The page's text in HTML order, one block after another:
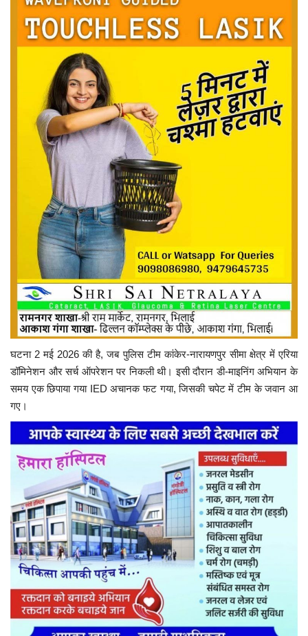
घटना 2 मई 2026 की है, जब पुलिस टीम कांकेर-नारायणपुर सीमा क्षेत्र में एरिया
डॉमिनेशन और सर्च ऑपरेशन पर निकली थी। इसी दौरान डी-माइनिंग अभियान के
समय एक छिपाया गया IED अचानक फट गया, जिसकी चपेट में टीम के जवान आ
गए।